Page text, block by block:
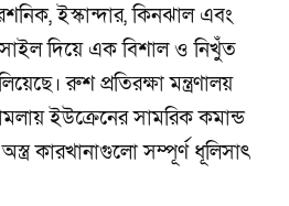
ইস্কান্দার, কিনঝাল এবং
দিয়ে এক বিশাল ও নিখুঁত
রুশ প্রতিরক্ষা মন্ত্রণালয়
ইউক্রেনের সামরিক কমান্ড
কারখানাগুলো সম্পূর্ণ ধূলিসাৎ